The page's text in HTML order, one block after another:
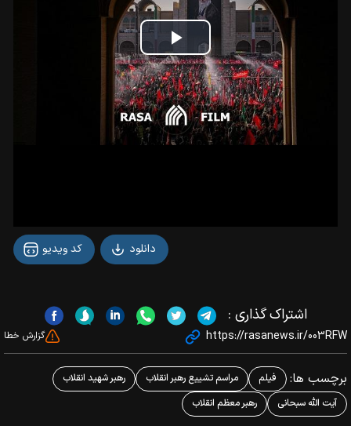
Play
Video
کد ویدیو دانلود
اشتراک گذاری :
https://rasanews.ir/003RFW گزارش خطا
برچسب ها: فیلم مراسم تشییع رهبر انقلاب
رهبر شهید انقلاب
آیت الله سبحانی
رهبر معظم انقلاب